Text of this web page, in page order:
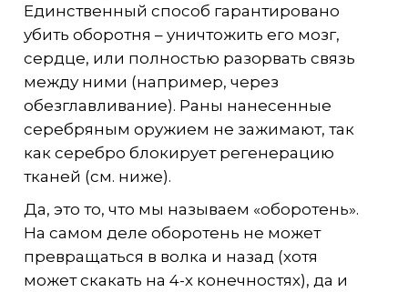
Единственный способ гарантировано
убить оборотня – уничтожить его мозг,
сердце, или полностью разорвать связь
между ними (например, через
обезглавливание). Раны нанесенные
серебряным оружием не зажимают, так
как серебро блокирует регенерацию
тканей (см. ниже).
Да, это то, что мы называем «оборотень».
На самом деле оборотень не может
превращаться в волка и назад (хотя
может скакать на 4-х конечностях), да и